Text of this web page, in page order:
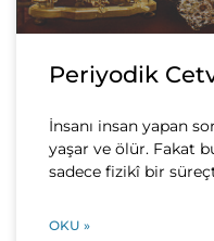
Periyodik
İnsanı insan yapan
yaşar ve ölür. Fakat
sadece fizikî bir
OKU »